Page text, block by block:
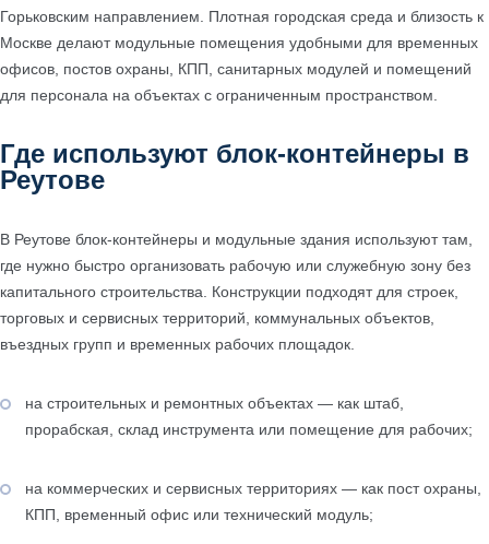
Горьковским направлением. Плотная городская среда и близость к
Москве делают модульные помещения удобными для временных
офисов, постов охраны, КПП, санитарных модулей и помещений
для персонала на объектах с ограниченным пространством.
Где используют блок-контейнеры в
Реутове
В Реутове блок-контейнеры и модульные здания используют там,
где нужно быстро организовать рабочую или служебную зону без
капитального строительства. Конструкции подходят для строек,
торговых и сервисных территорий, коммунальных объектов,
въездных групп и временных рабочих площадок.
на строительных и ремонтных объектах — как штаб,
прорабская, склад инструмента или помещение для рабочих;
на коммерческих и сервисных территориях — как пост охраны,
КПП, временный офис или технический модуль;